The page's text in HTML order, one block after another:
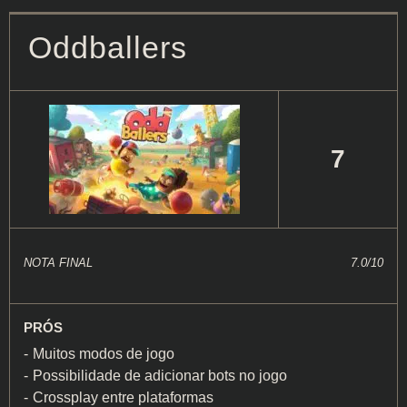
Oddballers
7
NOTA FINAL 7.0/10
PRÓS
Muitos modos de jogo
Possibilidade de adicionar bots no jogo
Crossplay entre plataformas